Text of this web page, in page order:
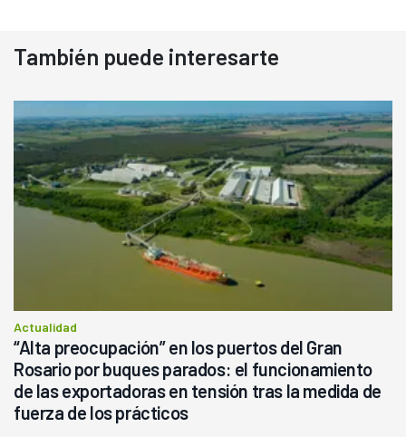
También puede interesarte
Actualidad
“Alta preocupación” en los puertos del Gran
Rosario por buques parados: el funcionamiento
de las exportadoras en tensión tras la medida de
fuerza de los prácticos